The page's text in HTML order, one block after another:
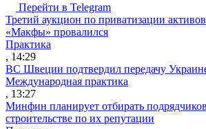
Перейти в Telegram
Третий аукцион по приватизации активов
«Макфы» провалился
Практика
, 14:29
ВС Швеции подтвердил передачу
Международная практика
, 13:27
Минфин планирует отбирать
строительстве по их репутации